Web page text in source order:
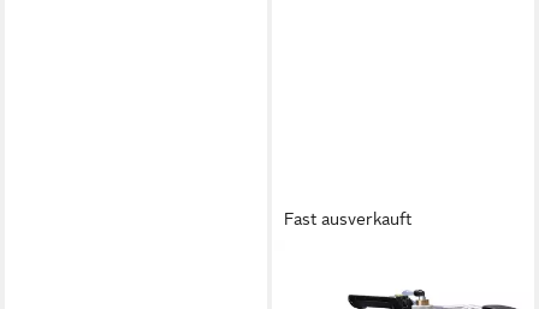
Fast ausverkauft
Magnet OPTIMUM 3071338